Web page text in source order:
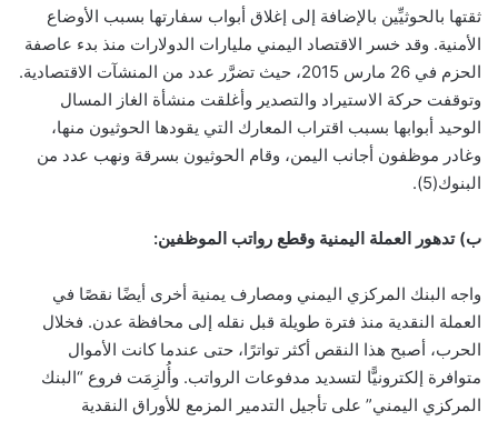
ثقتها بالحوثيِّين بالإضافة إلى إغلاق أبواب سفارتها بسبب الأوضاع
الأمنية. وقد خسر الاقتصاد اليمني مليارات الدولارات منذ بدء عاصفة
الحزم في 26 مارس 2015، حيث تضرَّر عدد من المنشآت الاقتصادية.
وتوقفت حركة الاستيراد والتصدير وأغلقت منشأة الغاز المسال
الوحيد أبوابها بسبب اقتراب المعارك التي يقودها الحوثيون منها،
وغادر موظفون أجانب اليمن، وقام الحوثيون بسرقة ونهب عدد من
البنوك(5).
ب) تدهور العملة اليمنية وقطع رواتب الموظفين:
واجه البنك المركزي اليمني ومصارف يمنية أخرى أيضًا نقصًا في
العملة النقدية منذ فترة طويلة قبل نقله إلى محافظة عدن. فخلال
الحرب، أصبح هذا النقص أكثر تواترًا، حتى عندما كانت الأموال
متوافرة إلكترونيًّا لتسديد مدفوعات الرواتب. وأُلزِمَت فروع “البنك
المركزي اليمني” على تأجيل التدمير المزمع للأوراق النقدية